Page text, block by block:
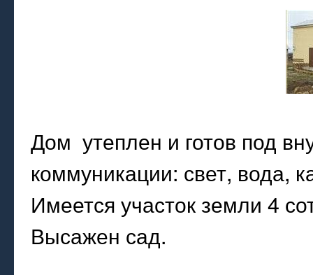
Дом утеплен и готов под
коммуникации: свет, вода,
Имеется участок земли 4
Высажен сад.